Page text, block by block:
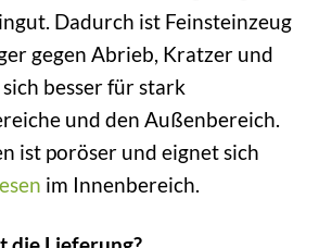
Dadurch ist Feinsteinzeug
gegen Abrieb, Kratzer und
besser für stark
und den Außenbereich.
ist poröser und eignet sich
im Innenbereich.